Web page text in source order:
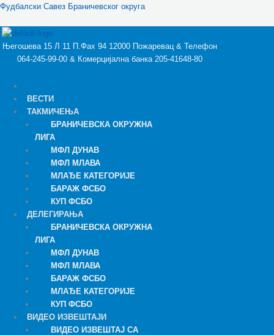
Пређи
садржај
Фудбалски Савез Браничевског округа
Његошева 15 Л 11 П.Фах 94 12000 Пожаревац & Телефон
064-245-99-00 & Комерцијална банка 205-41648-80
Menu
ВЕСТИ
ТАКМИЧЕЊА
БРАНИЧЕВСКА ОКРУЖНА
ЛИГА
МФЛ ДУНАВ
МФЛ МЛАВА
МЛАЂЕ КАТЕГОРИЈЕ
БАРАЖ ФСБО
КУП ФСБО
ДЕЛЕГИРАЊА
БРАНИЧЕВСКА ОКРУЖНА
ЛИГА
МФЛ ДУНАВ
МФЛ МЛАВА
БАРАЖ ФСБО
МЛАЂЕ КАТЕГОРИЈЕ
КУП ФСБО
ВИДЕО ИЗВЕШТАЈИ
ВИДЕО ИЗВЕШТАЈ СА